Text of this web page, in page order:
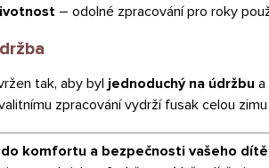
– odolné zpracování pro roky
tak, aby byl jednoduchý na údržbu a
zpracování vydrží fusak celou
komfortu a bezpečnosti vašeho